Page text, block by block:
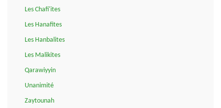
Les Chafi'ites
Les Hanafites
Les Hanbalites
Les Malikites
Qarawiyyin
Unanimité
Zaytounah